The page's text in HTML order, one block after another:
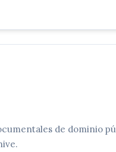
de dominio